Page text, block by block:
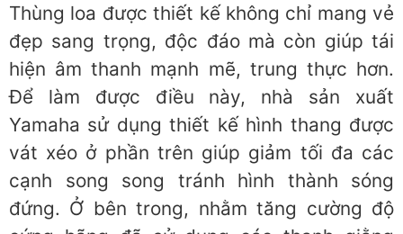
Thùng loa được thiết kế không chỉ mang vẻ
đẹp sang trọng, độc đáo mà còn giúp tái
hiện âm thanh mạnh mẽ, trung thực hơn.
Để làm được điều này, nhà sản xuất
Yamaha sử dụng thiết kế hình thang được
vát xéo ở phần trên giúp giảm tối đa các
cạnh song song tránh hình thành sóng
đứng. Ở bên trong, nhằm tăng cường độ